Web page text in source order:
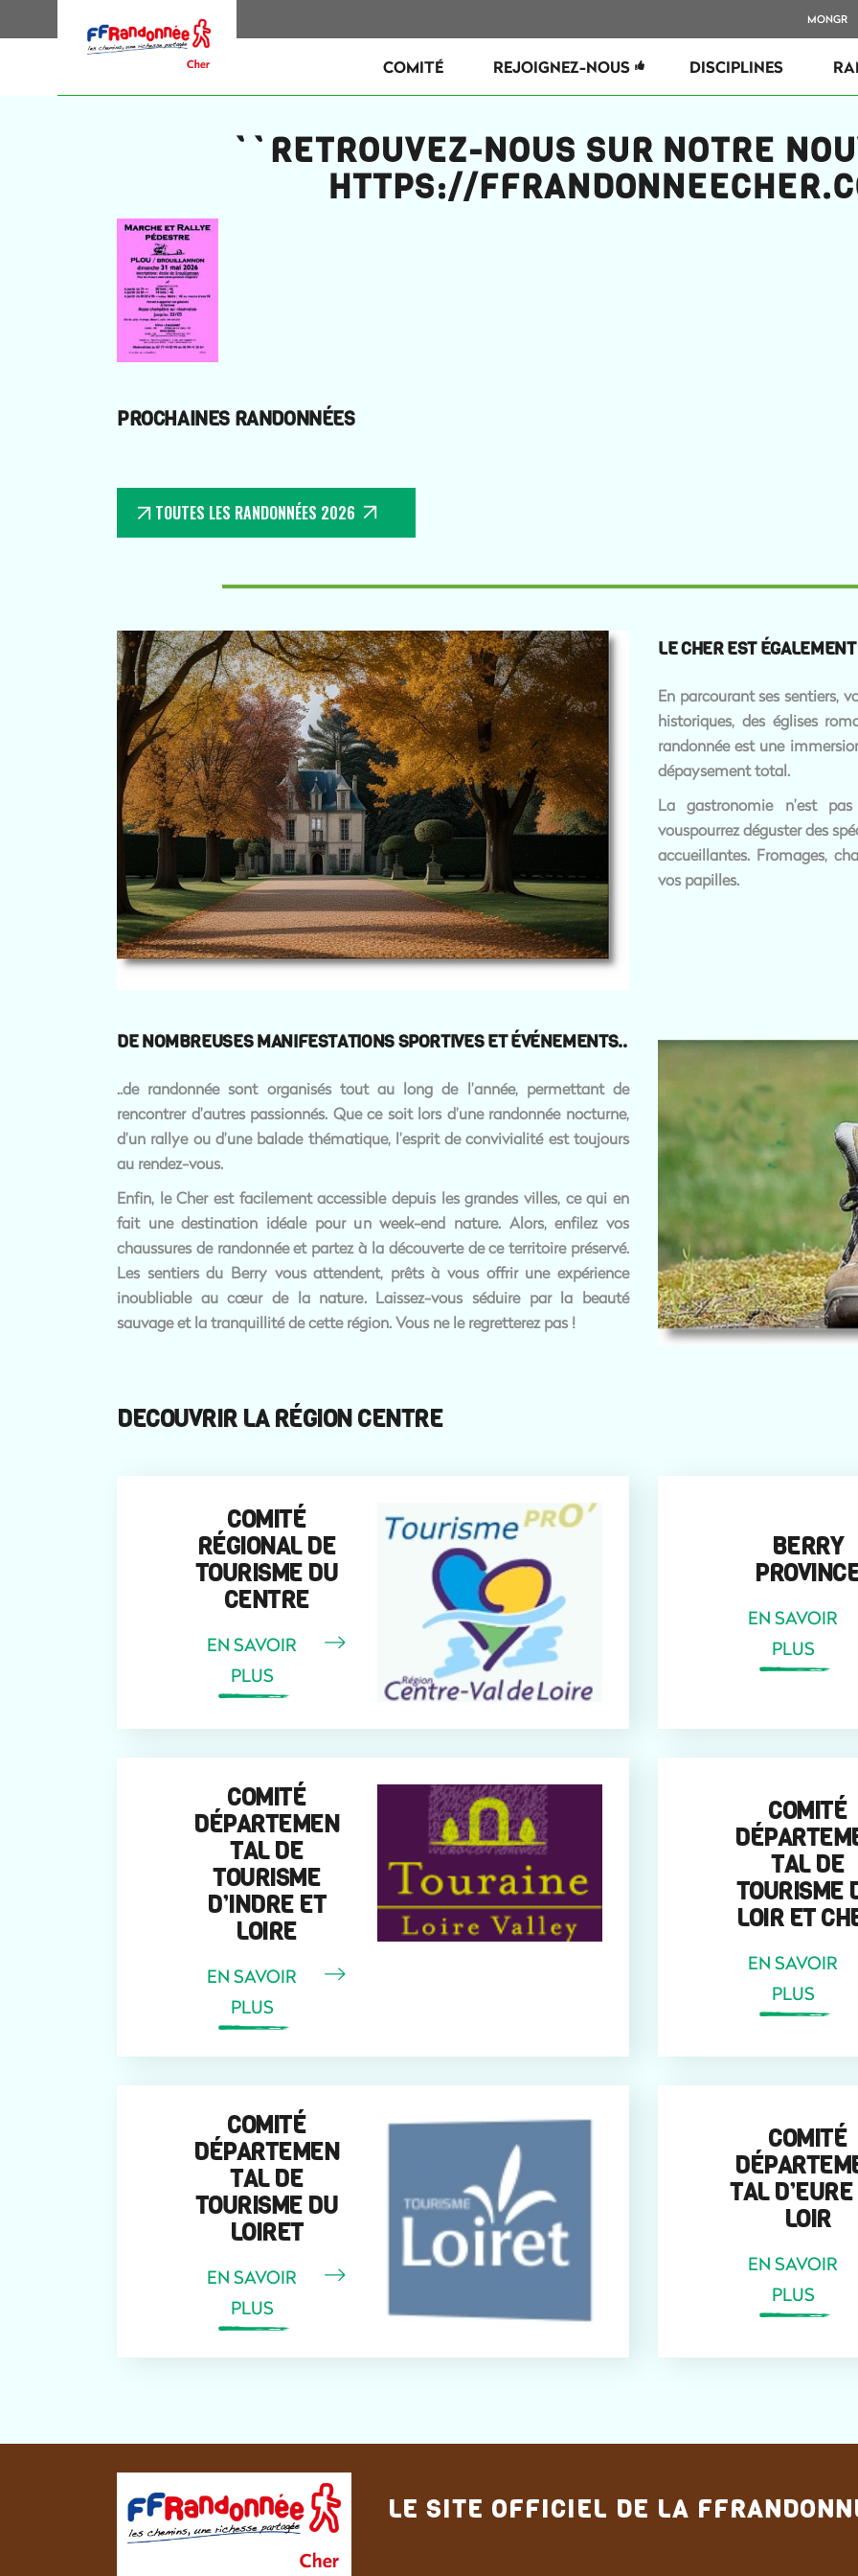
MONGR
COMITÉ REJOIGNEZ-NOUS DISCIPLINES
``RETROUVEZ-NOUS SUR NOTRE
HTTPS://
PROCHAINES RANDONNÉES
TOUTES LES RANDONNÉES 2026
LE CHER EST
En parcourant ses sentiers,
historiques, des églises
randonnée est une
dépaysement total.
La gastronomie n’est
vouspourrez déguster des
accueillantes. Fromages,
vos papilles.
DE NOMBREUSES MANIFESTATIONS SPORTIVES ET ÉVÉNEMENTS..
..de randonnée sont organisés tout au long de l’année, permettant de
rencontrer d’autres passionnés. Que ce soit lors d’une randonnée nocturne,
d’un rallye ou d’une balade thématique, l’esprit de convivialité est toujours
au rendez-vous.
Enfin, le Cher est facilement accessible depuis les grandes villes, ce qui en
fait une destination idéale pour un week-end nature. Alors, enfilez vos
chaussures de randonnée et partez à la découverte de ce territoire préservé.
Les sentiers du Berry vous attendent, prêts à vous offrir une expérience
inoubliable au cœur de la nature. Laissez-vous séduire par la beauté
sauvage et la tranquillité de cette région. Vous ne le regretterez pas !
DECOUVRIR LA RÉGION CENTRE
COMITÉ
RÉGIONAL DE
TOURISME DU
CENTRE
EN SAVOIR
PLUS
BERRY
EN SAVOIR
PLUS
COMITÉ
DÉPARTEMEN
TAL DE
TOURISME
D’INDRE ET
LOIRE
EN SAVOIR
PLUS
COMITÉ
TAL DE
TOURISME
LOIR ET
EN SAVOIR
PLUS
COMITÉ
DÉPARTEMEN
TAL DE
TOURISME DU
LOIRET
EN SAVOIR
PLUS
COMITÉ
TAL
LOIR
EN SAVOIR
PLUS
LE SITE OFFICIEL DE LA